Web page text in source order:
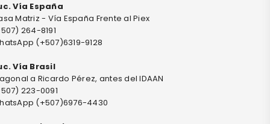
Vía España
Matriz - Vía España Frente al Piex
264-8191
(+507)6319-9128
Vía Brasil
a Ricardo Pérez, antes del IDAAN
223-0091
(+507)6976-4430